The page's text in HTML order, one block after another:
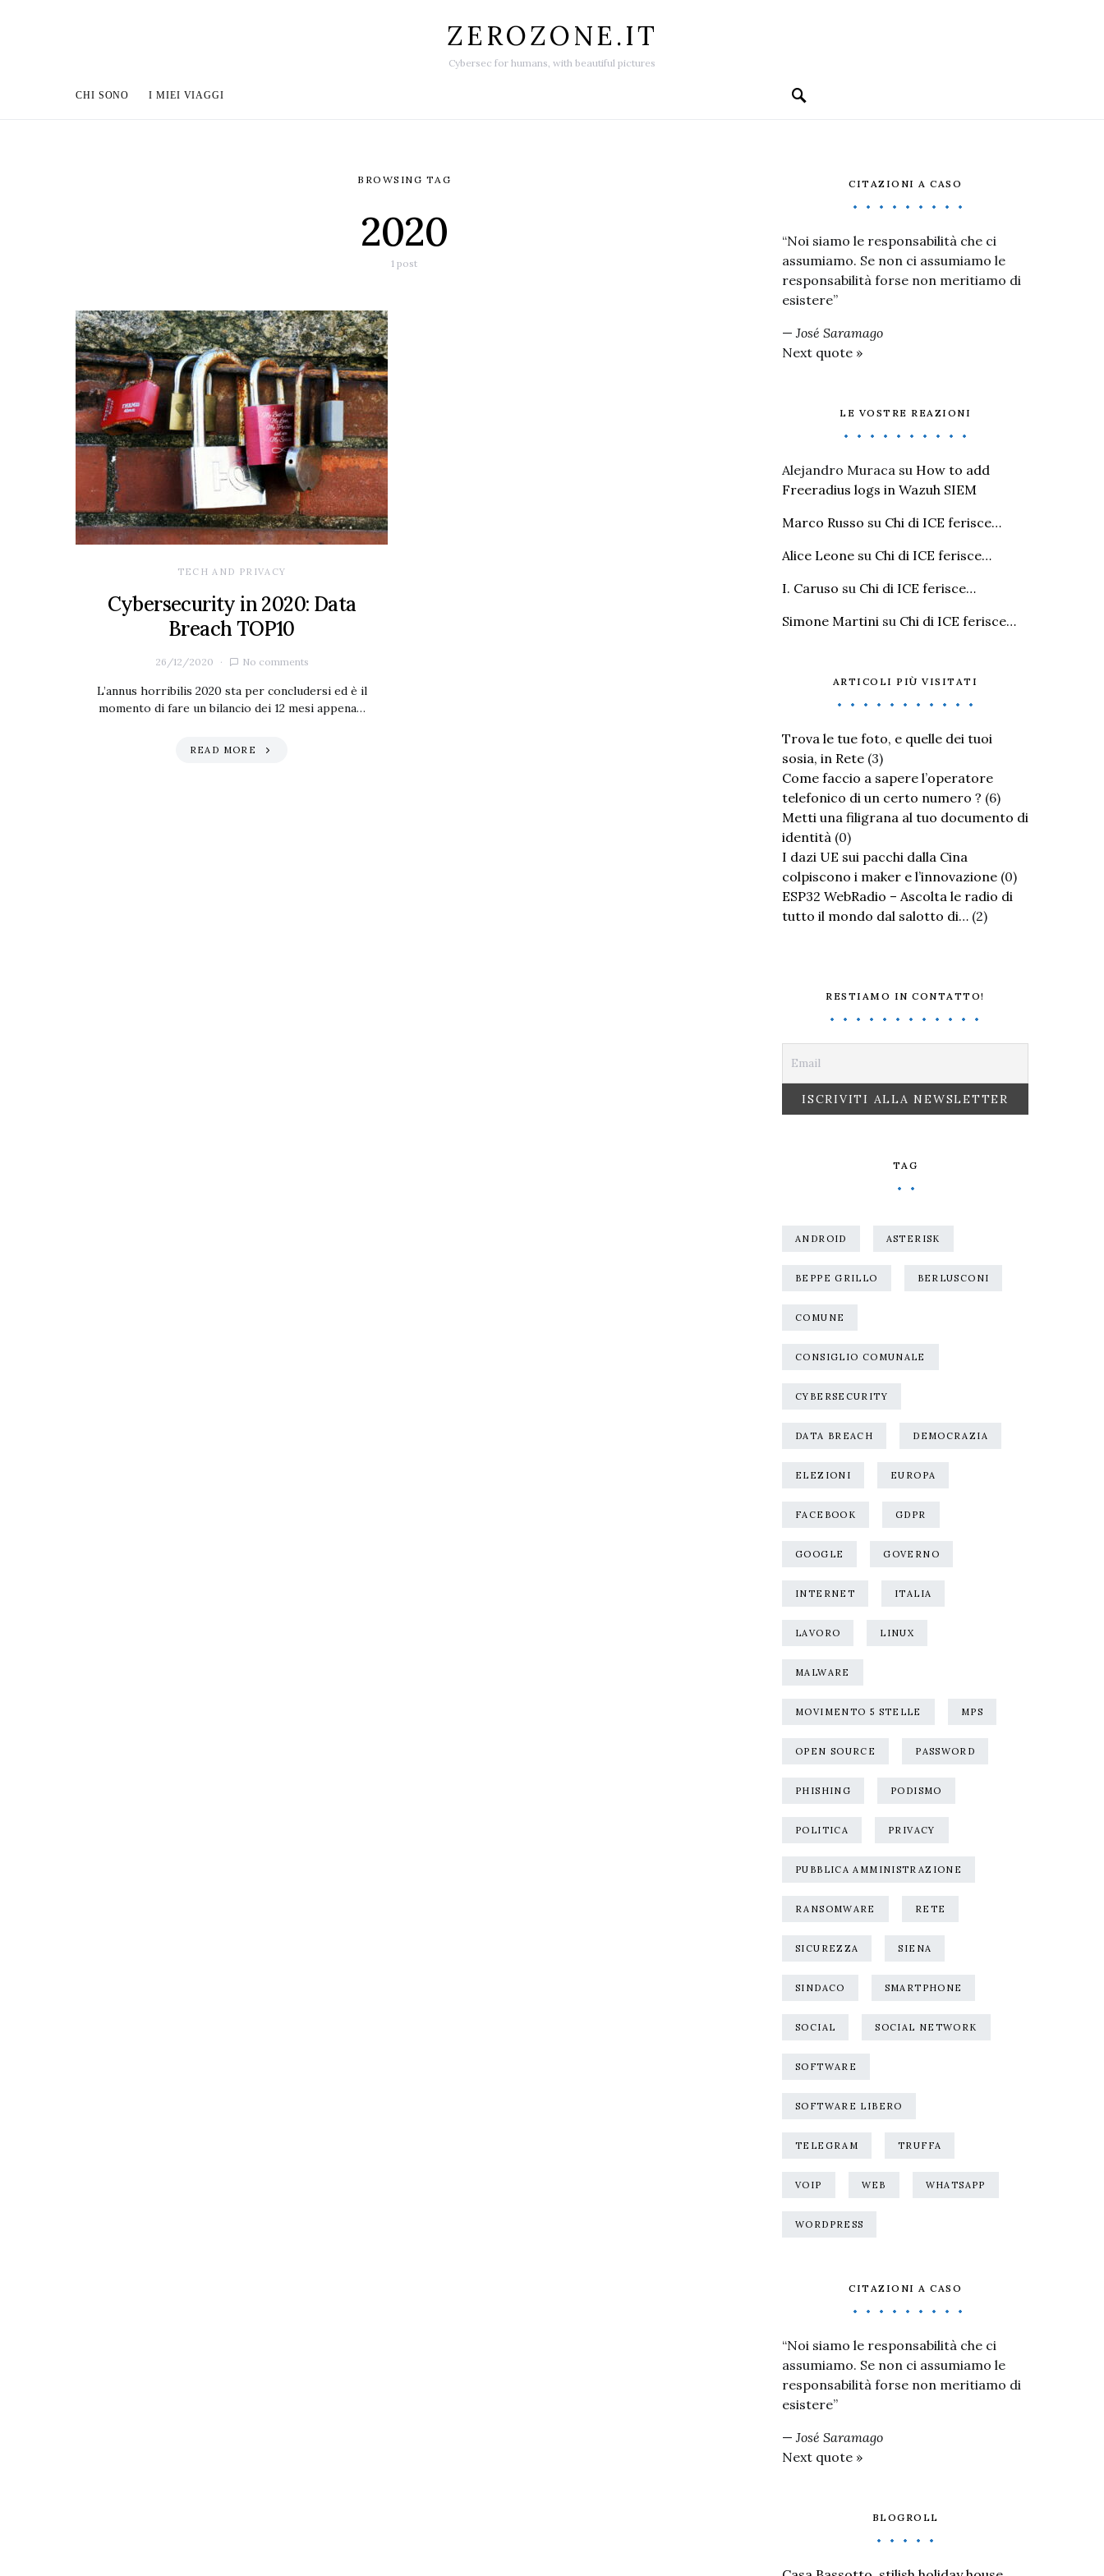
ZEROZONE.IT
Cybersec for humans, with beautiful pictures
CHI SONO I MIEI VIAGGI
BROWSING TAG
2020
1 post
TECH AND PRIVACY
Cybersecurity in 2020: Data
Breach TOP10
26/12/2020 No comments
L’annus horribilis 2020 sta per concludersi ed è il
momento di fare un bilancio dei 12 mesi appena…
READ MORE
CITAZIONI A CASO
“Noi siamo le responsabilità che ci
assumiamo. Se non ci assumiamo le
responsabilità forse non meritiamo di
esistere”
— José Saramago
Next quote »
LE VOSTRE REAZIONI
Alejandro Muraca su How to add
Freeradius logs in Wazuh SIEM
Marco Russo su Chi di ICE ferisce…
Alice Leone su Chi di ICE ferisce…
I. Caruso su Chi di ICE ferisce…
Simone Martini su Chi di ICE ferisce…
ARTICOLI PIÙ VISITATI
Trova le tue foto, e quelle dei tuoi
sosia, in Rete (3)
Come faccio a sapere l’operatore
telefonico di un certo numero ? (6)
Metti una filigrana al tuo documento di
identità (0)
I dazi UE sui pacchi dalla Cina
colpiscono i maker e l’innovazione (0)
ESP32 WebRadio – Ascolta le radio di
tutto il mondo dal salotto di… (2)
RESTIAMO IN CONTATTO!
TAG
ANDROID ASTERISK
BEPPE GRILLO BERLUSCONI
COMUNE
CONSIGLIO COMUNALE
CYBERSECURITY
DATA BREACH DEMOCRAZIA
ELEZIONI EUROPA
FACEBOOK GDPR
GOOGLE GOVERNO
INTERNET ITALIA
LAVORO LINUX
MALWARE
MOVIMENTO 5 STELLE MPS
OPEN SOURCE PASSWORD
PHISHING PODISMO
POLITICA PRIVACY
PUBBLICA AMMINISTRAZIONE
RANSOMWARE RETE
SICUREZZA SIENA
SINDACO SMARTPHONE
SOCIAL SOCIAL NETWORK
SOFTWARE
SOFTWARE LIBERO
TELEGRAM TRUFFA
VOIP WEB WHATSAPP
WORDPRESS
CITAZIONI A CASO
“Noi siamo le responsabilità che ci
assumiamo. Se non ci assumiamo le
responsabilità forse non meritiamo di
esistere”
— José Saramago
Next quote »
BLOGROLL